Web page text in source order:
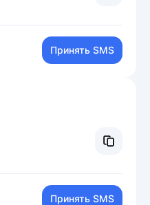
Принять SMS
Принять SMS